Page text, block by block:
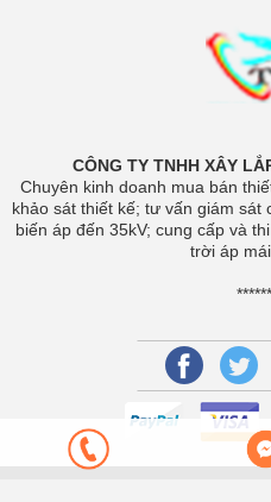
CÔNG TY TNHH XÂY
Chuyên kinh doanh mua bán
khảo sát thiết kế; tư vấn giám
biến áp đến 35kV; cung cấp và
trời áp